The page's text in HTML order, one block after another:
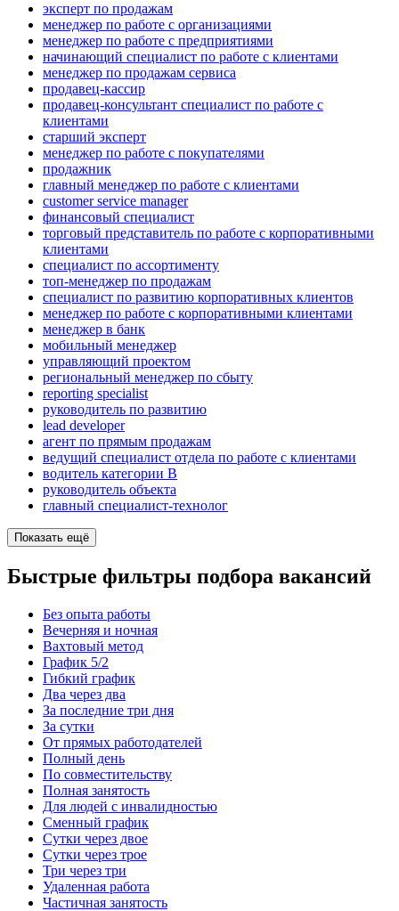
эксперт по продажам
менеджер по работе с организациями
менеджер по работе с предприятиями
начинающий специалист по работе с клиентами
менеджер по продажам сервиса
продавец-кассир
продавец-консультант специалист по работе с
клиентами
старший эксперт
менеджер по работе с покупателями
продажник
главный менеджер по работе с клиентами
customer service manager
финансовый специалист
торговый представитель по работе с корпоративными
клиентами
специалист по ассортименту
топ-менеджер по продажам
специалист по развитию корпоративных клиентов
менеджер по работе с корпоративными клиентами
менеджер в банк
мобильный менеджер
управляющий проектом
региональный менеджер по сбыту
reporting specialist
руководитель по развитию
lead developer
агент по прямым продажам
ведущий специалист отдела по работе с клиентами
водитель категории B
руководитель объекта
главный специалист-технолог
Показать ещё
Быстрые фильтры подбора вакансий
Без опыта работы
Вечерняя и ночная
Вахтовый метод
График 5/2
Гибкий график
Два через два
За последние три дня
За сутки
От прямых работодателей
Полный день
По совместительству
Полная занятость
Для людей с инвалидностью
Сменный график
Сутки через двое
Сутки через трое
Три через три
Удаленная работа
Частичная занятость